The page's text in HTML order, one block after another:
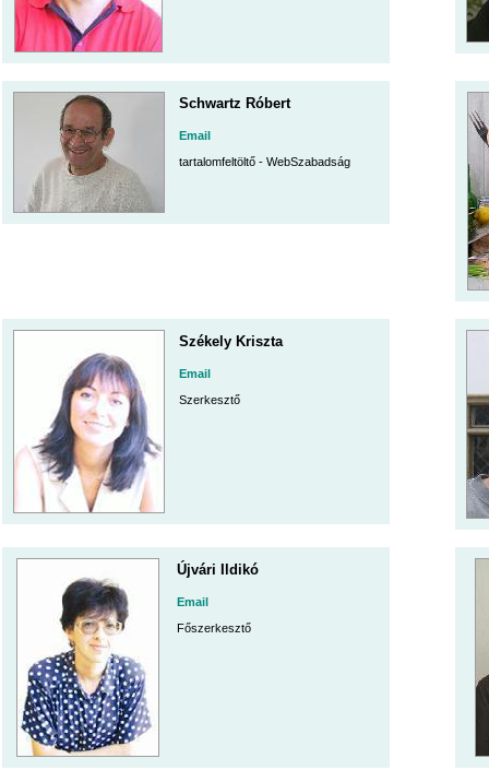
Schwartz Róbert
Email
tartalomfeltöltő - WebSzabadság
Székely Kriszta
Email
Szerkesztő
Újvári Ildikó
Email
Főszerkesztő